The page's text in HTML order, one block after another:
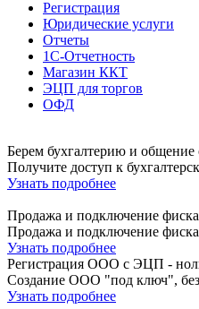
Регистрация
Юридические услуги
Отчеты
1С-Отчетность
Магазин ККТ
ЭЦП для торгов
ОФД
Берем бухгалтерию и общение
Получите доступ к
Узнать подробнее
Продажа и подключение
Продажа и подключение
Узнать подробнее
Регистрация ООО с ЭЦП -
Создание ООО "под ключ", без
Узнать подробнее